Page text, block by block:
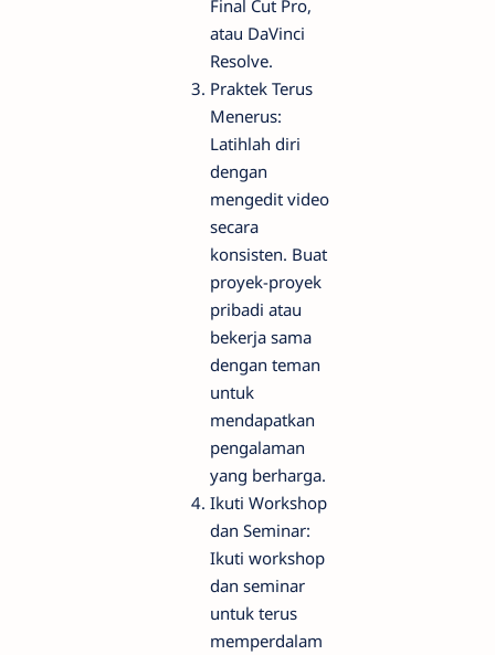
Final Cut Pro,
atau DaVinci
Resolve.
Praktek Terus
Menerus:
Latihlah diri
dengan
mengedit video
secara
konsisten. Buat
proyek-proyek
pribadi atau
bekerja sama
dengan teman
untuk
mendapatkan
pengalaman
yang berharga.
Ikuti Workshop
dan Seminar:
Ikuti workshop
dan seminar
untuk terus
memperdalam